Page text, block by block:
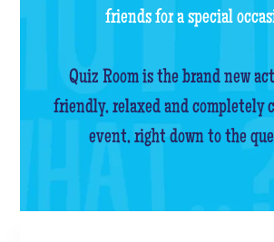
friends for a special
Quiz Room is the brand new
friendly, relaxed and completely
event, right down to the